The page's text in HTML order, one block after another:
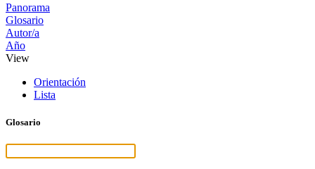
Panorama
Glosario
Autor/a
Año
View
Orientación
Lista
Glosario